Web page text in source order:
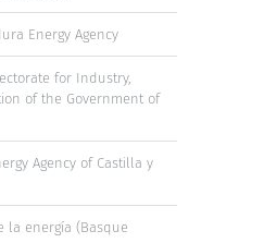
Energy Agency
for Industry,
of the Government of
Agency of Castilla y
la energía (Basque